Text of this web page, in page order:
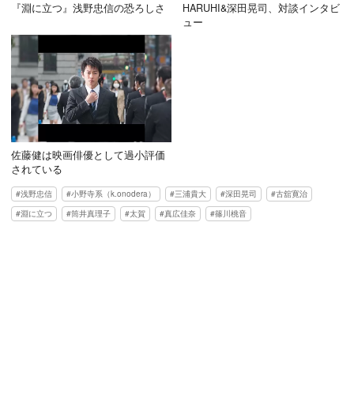
『淵に立つ』浅野忠信の恐ろしさ
HARUHI&深田晃司、対談インタビ
ュー
佐藤健は映画俳優として過小評価
されている
浅野忠信 小野寺系（k.onodera） 三浦貴大 深田晃司
古舘寛治
淵に立つ
筒井真理子 太賀 真広佳奈 篠川桃音